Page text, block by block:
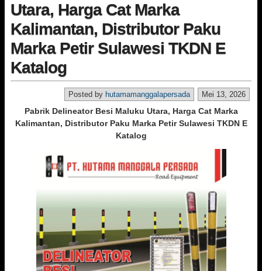
Utara, Harga Cat Marka
Kalimantan, Distributor Paku
Marka Petir Sulawesi TKDN E
Katalog
Mei 13, 2026
Posted by hutamamanggalapersada
Pabrik Delineator Besi Maluku Utara, Harga Cat Marka
Kalimantan, Distributor Paku Marka Petir Sulawesi TKDN E
Katalog